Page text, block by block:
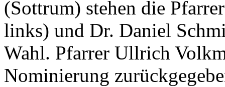
(Sottrum) stehen die
links) und Dr. Daniel
Wahl. Pfarrer Ullrich
Nominierung